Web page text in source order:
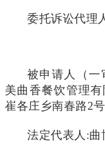
委托诉讼代理
被申请人（一
美曲香餐饮管理
崔各庄乡南春路2号
法定代表人:曲